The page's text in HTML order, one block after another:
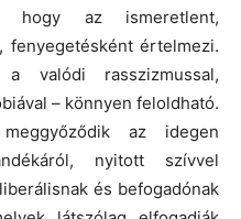
az ismeretlent,
fenyegetésként értelmezi.
valódi rasszizmussal,
– könnyen feloldható.
az idegen
nyitott szívvel
és befogadónak